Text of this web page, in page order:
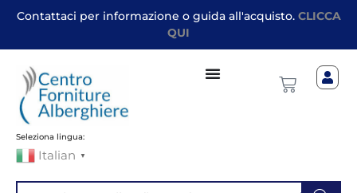
Contattaci per informazione o guida all'acquisto. CLICCA
QUI
Seleziona lingua:
Italian ▼